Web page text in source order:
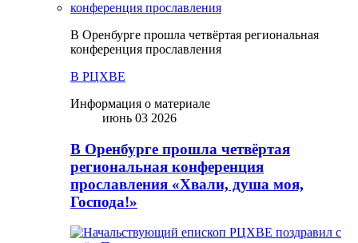
В Оренбурге прошла четвёртая региональная
конференция прославления
В РЦХВЕ
Информация о материале
июнь 03 2026
В Оренбурге прошла четвёртая
региональная конференция
прославления «Хвали, душа моя,
Господа!»